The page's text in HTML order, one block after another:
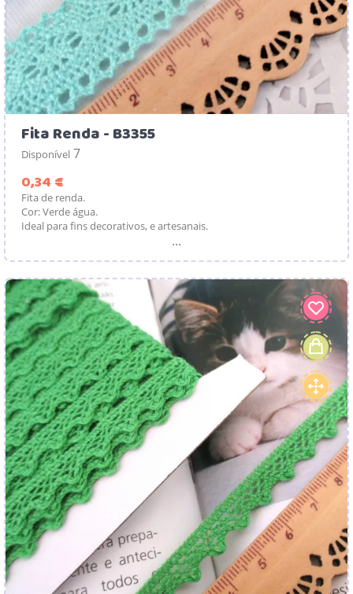
Fita Renda - B3355
Disponível 7
0,34 €
Fita de renda.
Cor: Verde água.
Ideal para fins decorativos, e artesanais.
...